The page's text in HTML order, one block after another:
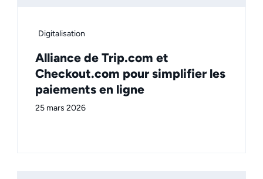
Digitalisation
Alliance de Trip.com et
Checkout.com pour simplifier les
paiements en ligne
25 mars 2026